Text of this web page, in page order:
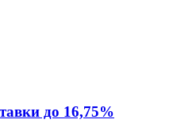
до 16,75%